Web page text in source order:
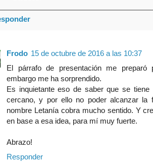
Frodo 15 de octubre de 2016 a las 10:37
El párrafo de presentación me
embargo me ha sorprendido.
Es inquietante eso de saber que se
cercano, y por ello no poder alcanzar la
nombre Letanía cobra mucho sentido. Y
en base a esa idea, para mí muy fuerte.
Abrazo!
Responder